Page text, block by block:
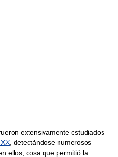
extensivamente estudiados
, detectándose numerosos
ellos, cosa que permitió la